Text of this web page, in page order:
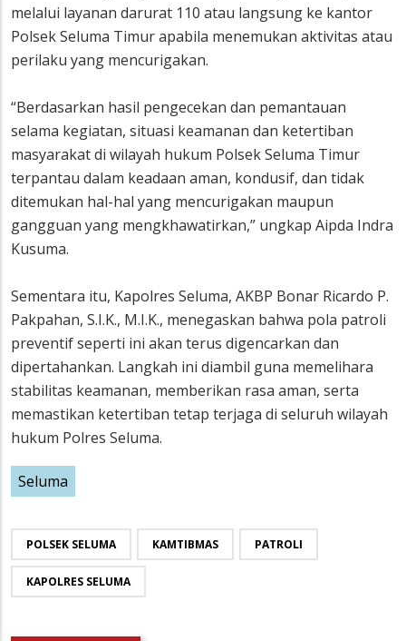
melalui layanan darurat 110 atau langsung ke kantor
Polsek Seluma Timur apabila menemukan aktivitas atau
perilaku yang mencurigakan.
“Berdasarkan hasil pengecekan dan pemantauan
selama kegiatan, situasi keamanan dan ketertiban
masyarakat di wilayah hukum Polsek Seluma Timur
terpantau dalam keadaan aman, kondusif, dan tidak
ditemukan hal-hal yang mencurigakan maupun
gangguan yang mengkhawatirkan,” ungkap Aipda Indra
Kusuma.
Sementara itu, Kapolres Seluma, AKBP Bonar Ricardo P.
Pakpahan, S.I.K., M.I.K., menegaskan bahwa pola patroli
preventif seperti ini akan terus digencarkan dan
dipertahankan. Langkah ini diambil guna memelihara
stabilitas keamanan, memberikan rasa aman, serta
memastikan ketertiban tetap terjaga di seluruh wilayah
hukum Polres Seluma.
Seluma
POLSEK SELUMA KAMTIBMAS PATROLI
KAPOLRES SELUMA